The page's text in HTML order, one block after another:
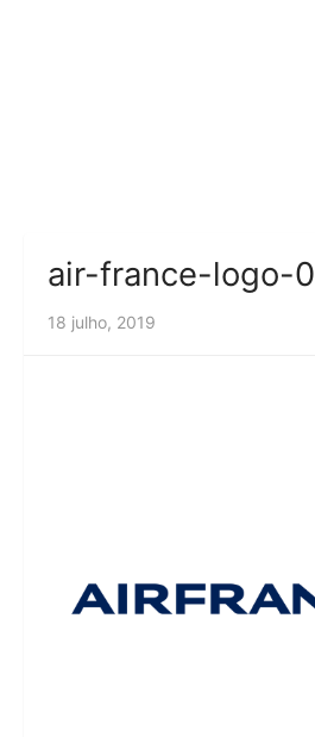
air-france-logo-0
18 julho, 2019